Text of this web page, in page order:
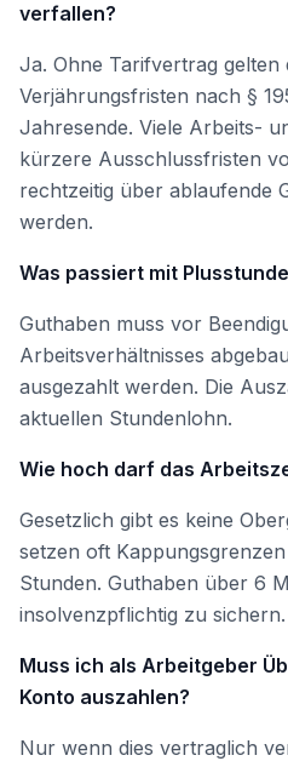
verfallen?
Ja. Ohne Tarifvertrag gelten
Verjährungsfristen nach §
Jahresende. Viele Arbeits-
kürzere Ausschlussfristen
rechtzeitig über ablaufende
werden.
Was passiert mit
Guthaben muss vor
Arbeitsverhältnisses
ausgezahlt werden. Die
aktuellen Stundenlohn.
Wie hoch darf das
Gesetzlich gibt es keine
setzen oft
Stunden. Guthaben über 6
insolvenzpflichtig zu sichern.
Muss ich als Arbeitgeber
Konto auszahlen?
Nur wenn dies vertraglich